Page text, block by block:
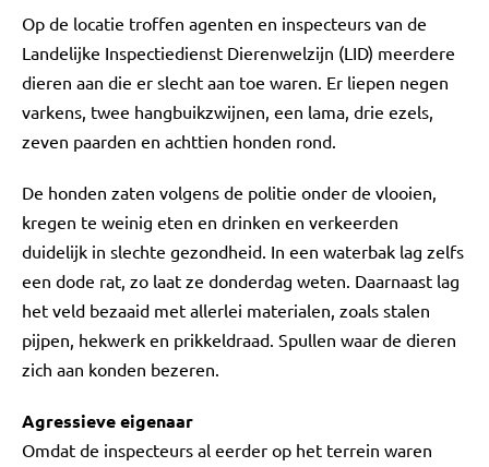
Op de locatie troffen agenten en inspecteurs van de
Landelijke Inspectiedienst Dierenwelzijn (LID) meerdere
dieren aan die er slecht aan toe waren. Er liepen negen
varkens, twee hangbuikzwijnen, een lama, drie ezels,
zeven paarden en achttien honden rond.
De honden zaten volgens de politie onder de vlooien,
kregen te weinig eten en drinken en verkeerden
duidelijk in slechte gezondheid. In een waterbak lag zelfs
een dode rat, zo laat ze donderdag weten. Daarnaast lag
het veld bezaaid met allerlei materialen, zoals stalen
pijpen, hekwerk en prikkeldraad. Spullen waar de dieren
zich aan konden bezeren.
Agressieve eigenaar
Omdat de inspecteurs al eerder op het terrein waren